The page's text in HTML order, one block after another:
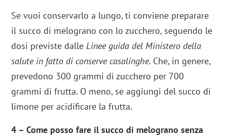
Se vuoi conservarlo a lungo, ti conviene preparare
il succo di melograno con lo zucchero, seguendo le
dosi previste dalleLinee guida del Ministero della
salute in fatto di conserve casalinghe. Che, in genere,
prevedono 300 grammi di zucchero per 700
grammi di frutta. O meno, se aggiungi del succo di
limone per acidificare la frutta.
4 – Come posso fare il succo di melograno senza